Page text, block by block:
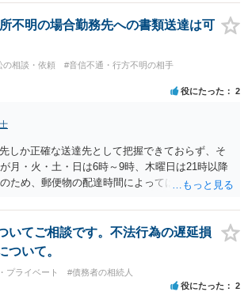
不明の場合勤務先への書類送達は可
の相談・依頼
#音信不通・行方不明の相手
役にたった 2
しか正確な送達先として把握できておらず、そ
月・火・土・日は6時～9時、木曜日は21時以降
ため、郵便物の配達時間によっては受け取りが
のが基本になりますが、感覚的には郵便局を動
執行官送達を申し立てる必要があるかもしれま
（あまりに特殊すぎて）就業場所送達を認めな
、執行官送達には費用もかかりますので、まず
がよいと思います。
いてご相談です。不法行為の遅延損
ついて。
プライベート #債務者の相続人
役にたった 2